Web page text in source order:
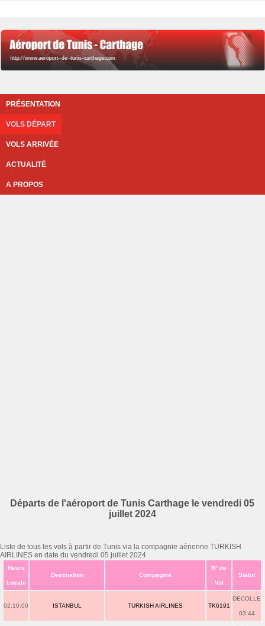
PRÉSENTATION
VOLS DÉPART
VOLS ARRIVÉE
ACTUALITÉ
A PROPOS
Départs de l'aéroport de Tunis Carthage le vendredi 05
juillet 2024
Liste de tous les vols à partir de Tunis via la compagnie aérienne TURKISH
AIRLINES en date du vendredi 05 juillet 2024
Heure
Locale
Destination Compagnie
N° de
Vol
Statut
02:10:00 ISTANBUL TURKISH AIRLINES TK6191
DECOLLE
03:44